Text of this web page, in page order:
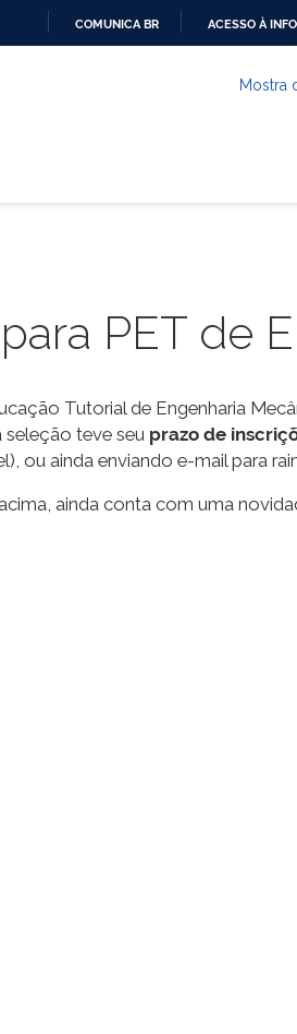
COMUNICA BR ACESSO À
Mostra
PET de
Tutorial de Engenharia
seleção teve seu prazo de
ou ainda enviando e-mail para
ainda conta com uma